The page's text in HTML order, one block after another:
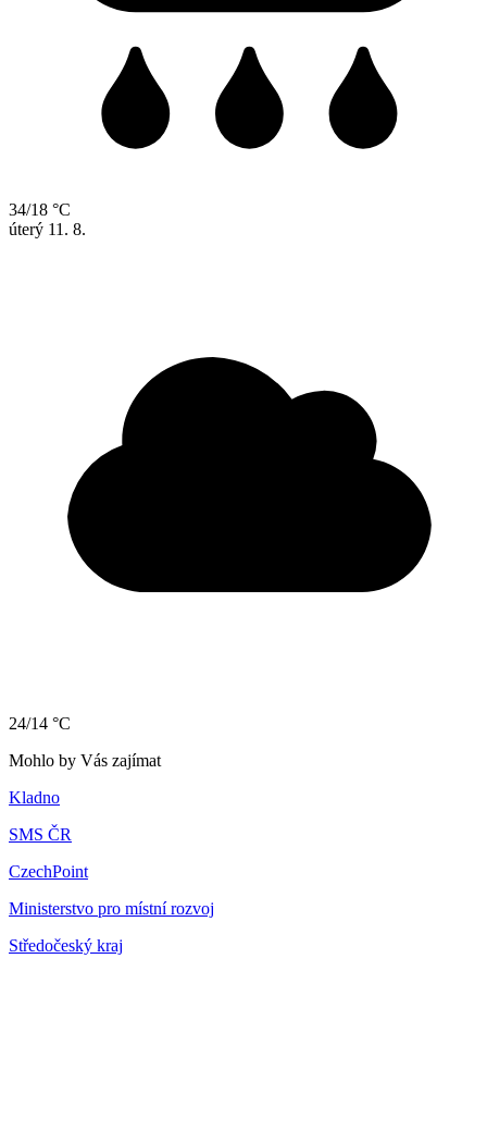
34/18 °C
úterý 11. 8.
24/14 °C
Mohlo by Vás zajímat
Kladno
SMS ČR
CzechPoint
Ministerstvo pro místní rozvoj
Středočeský kraj